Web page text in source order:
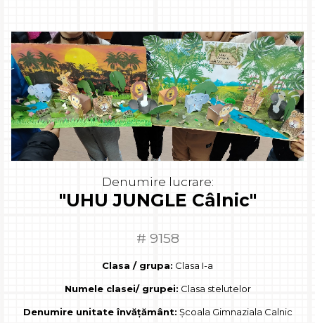
Denumire lucrare:
"UHU JUNGLE Câlnic"
# 9158
Clasa / grupa: Clasa I-a
Numele clasei/ grupei: Clasa stelutelor
Denumire unitate învățământ: Școala Gimnaziala Calnic